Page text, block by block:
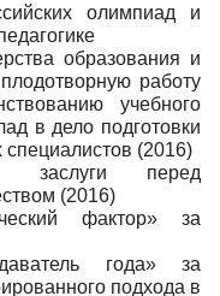
олимпиад и
образования и
работу
учебного
в дело подготовки
(2016)
заслуги перед
(2016)
фактор» за
года» за
подхода в